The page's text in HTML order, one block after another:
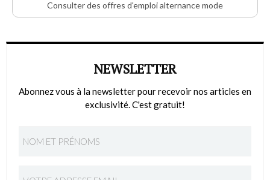
Consulter des offres d'emploi alternance mode
NEWSLETTER
Abonnez vous à la newsletter pour recevoir nos articles en
exclusivité. C'est gratuit!